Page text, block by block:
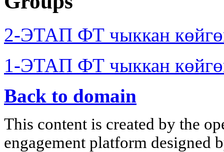
2-ЭТАП ФТ чыккан
1-ЭТАП ФТ чыккан
Back to domain
This content is created by the
engagement platform designed